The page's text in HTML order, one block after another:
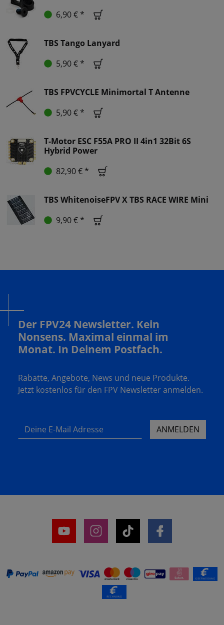
6,90 € *
TBS Tango Lanyard
5,90 € *
TBS FPVCYCLE Minimortal T Antenne
5,90 € *
T-Motor ESC F55A PRO II 4in1 32Bit 6S
Hybrid Power
82,90 € *
TBS WhitenoiseFPV X TBS RACE WIRE Mini
9,90 € *
Der FPV24 Newsletter. Kein
Nonsens. Maximal einmal im
Monat. In Deinem Postfach.
Rabatte, Angebote, News und neue Produkte.
Jetzt kostenlos für den FPV Newsletter anmelden.
Deine E-Mail Adresse ANMELDEN